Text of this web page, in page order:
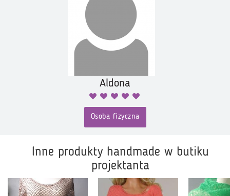
Aldona
Osoba fizyczna
Inne produkty handmade w butiku
projektanta